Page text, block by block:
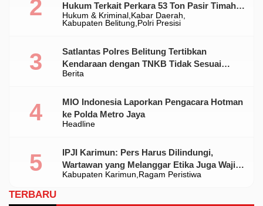
Hukum & Kriminal Kabar Daerah
Kabupaten Belitung Polri Presisi
Hukum Terkait Perkara 53 Ton Pasir Timah
Ilegal Di Belitung
Berita
Satlantas Polres Belitung Tertibkan
Kendaraan dengan TNKB Tidak Sesuai
Standar
Headline
MIO Indonesia Laporkan Pengacara Hotman
ke Polda Metro Jaya
Kabupaten Karimun Ragam Peristiwa
IPJI Karimun: Pers Harus Dilindungi,
Wartawan yang Melanggar Etika Juga Wajib
Dikoreksi
TERBARU